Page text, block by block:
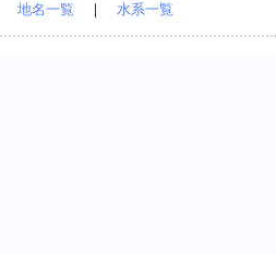
地名一覧 ｜ 水系一覧